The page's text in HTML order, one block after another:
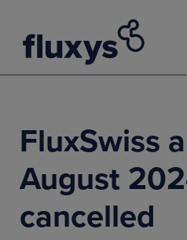
FluxSwiss
August
cancelled